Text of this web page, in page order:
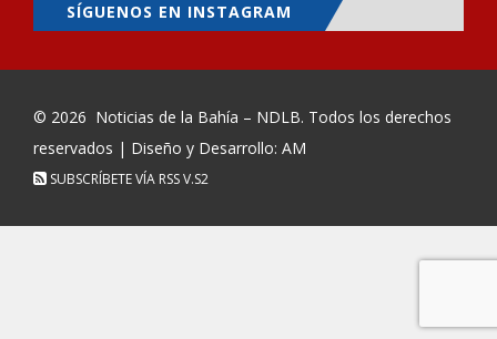
SÍGUENOS EN INSTAGRAM
© 2026 Noticias de la Bahía – NDLB. Todos los derechos
reservados | Diseño y Desarrollo: AM
SUBSCRÍBETE VÍA RSSV.S2